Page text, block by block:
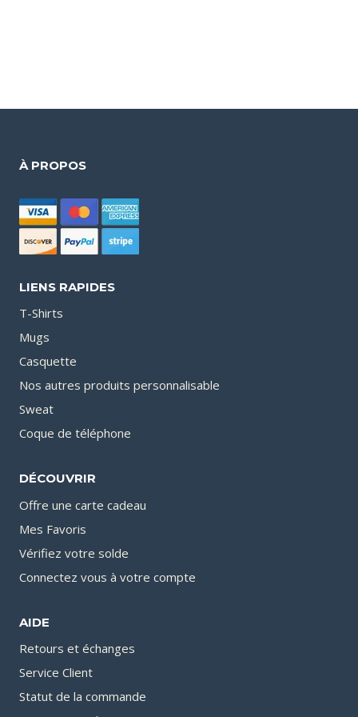
À PROPOS
LIENS RAPIDES
T-Shirts
Mugs
Casquette
Nos autres produits personnalisable
Sweat
Coque de téléphone
DÉCOUVRIR
Offre une carte cadeau
Mes Favoris
Vérifiez votre solde
Connectez vous à votre compte
AIDE
Retours et échanges
Service Client
Statut de la commande